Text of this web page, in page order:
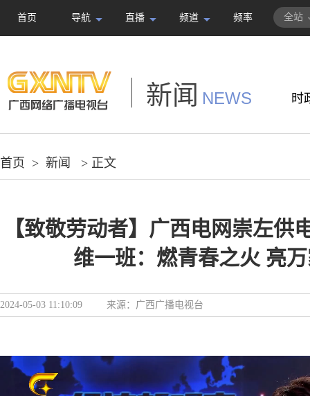
首页 导航 直播 频道 频率 全站
新闻 NEWS 时
首页 > 新闻 > 正文
【致敬劳动者】广西电网崇左供
维一班：燃青春之火 亮
2024-05-03 11:10:09 来源： 广西广播电视台